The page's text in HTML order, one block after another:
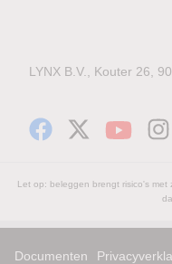
LYNX B.V., Kouter 26,
Let op: beleggen brengt risico's met
Documenten